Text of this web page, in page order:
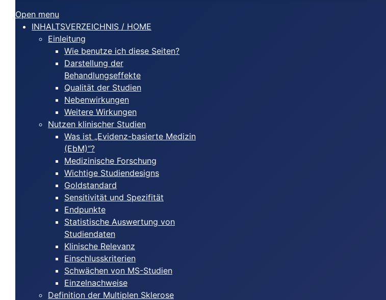
Open menu
INHALTSVERZEICHNIS / HOME
Einleitung
Wie benutze ich diese Seiten?
Darstellung der
Behandlungseffekte
Qualität der Studien
Nebenwirkungen
Weitere Wirkungen
Nutzen klinischer Studien
Was ist „Evidenz-basierte Medizin
(EbM)“?
Medizinische Forschung
Wichtige Studiendesigns
Goldstandard
Sensitivität und Spezifität
Endpunkte
Statistische Auswertung von
Studiendaten
Klinische Relevanz
Einschlusskriterien
Schwächen von MS-Studien
Einzelnachweise
Definition der Multiplen Sklerose